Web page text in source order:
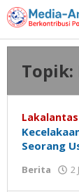
Lewati
ke
konten
Topik:
Lakalantas
Seorang
Berita 2